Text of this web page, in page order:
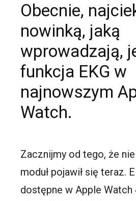
Obecnie,
nowinką, jaką
wprowadzają,
funkcja EKG w
najnowszym
Watch.
Zacznijmy od tego, że
moduł pojawił się teraz.
dostępne w Apple Watch